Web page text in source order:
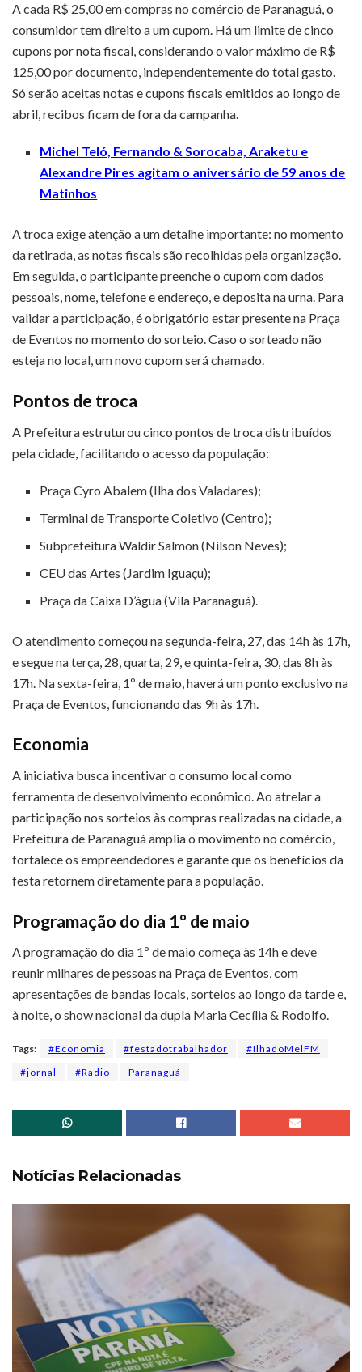
A cada R$ 25,00 em compras no comércio de Paranaguá, o
consumidor tem direito a um cupom. Há um limite de cinco
cupons por nota fiscal, considerando o valor máximo de R$
125,00 por documento, independentemente do total gasto.
Só serão aceitas notas e cupons fiscais emitidos ao longo de
abril, recibos ficam de fora da campanha.
Michel Teló, Fernando & Sorocaba, Araketu e
Alexandre Pires agitam o aniversário de 59 anos de
Matinhos
A troca exige atenção a um detalhe importante: no momento
da retirada, as notas fiscais são recolhidas pela organização.
Em seguida, o participante preenche o cupom com dados
pessoais, nome, telefone e endereço, e deposita na urna. Para
validar a participação, é obrigatório estar presente na Praça
de Eventos no momento do sorteio. Caso o sorteado não
esteja no local, um novo cupom será chamado.
Pontos de troca
A Prefeitura estruturou cinco pontos de troca distribuídos
pela cidade, facilitando o acesso da população:
Praça Cyro Abalem (Ilha dos Valadares);
Terminal de Transporte Coletivo (Centro);
Subprefeitura Waldir Salmon (Nilson Neves);
CEU das Artes (Jardim Iguaçu);
Praça da Caixa D’água (Vila Paranaguá).
O atendimento começou na segunda-feira, 27, das 14h às 17h,
e segue na terça, 28, quarta, 29, e quinta-feira, 30, das 8h às
17h. Na sexta-feira, 1º de maio, haverá um ponto exclusivo na
Praça de Eventos, funcionando das 9h às 17h.
Economia
A iniciativa busca incentivar o consumo local como
ferramenta de desenvolvimento econômico. Ao atrelar a
participação nos sorteios às compras realizadas na cidade, a
Prefeitura de Paranaguá amplia o movimento no comércio,
fortalece os empreendedores e garante que os benefícios da
festa retornem diretamente para a população.
Programação do dia 1º de maio
A programação do dia 1º de maio começa às 14h e deve
reunir milhares de pessoas na Praça de Eventos, com
apresentações de bandas locais, sorteios ao longo da tarde e,
à noite, o show nacional da dupla Maria Cecília & Rodolfo.
Tags: #Economia #festadotrabalhador
#IlhadoMelFM
#jornal
#Radio Paranaguá
Notícias Relacionadas